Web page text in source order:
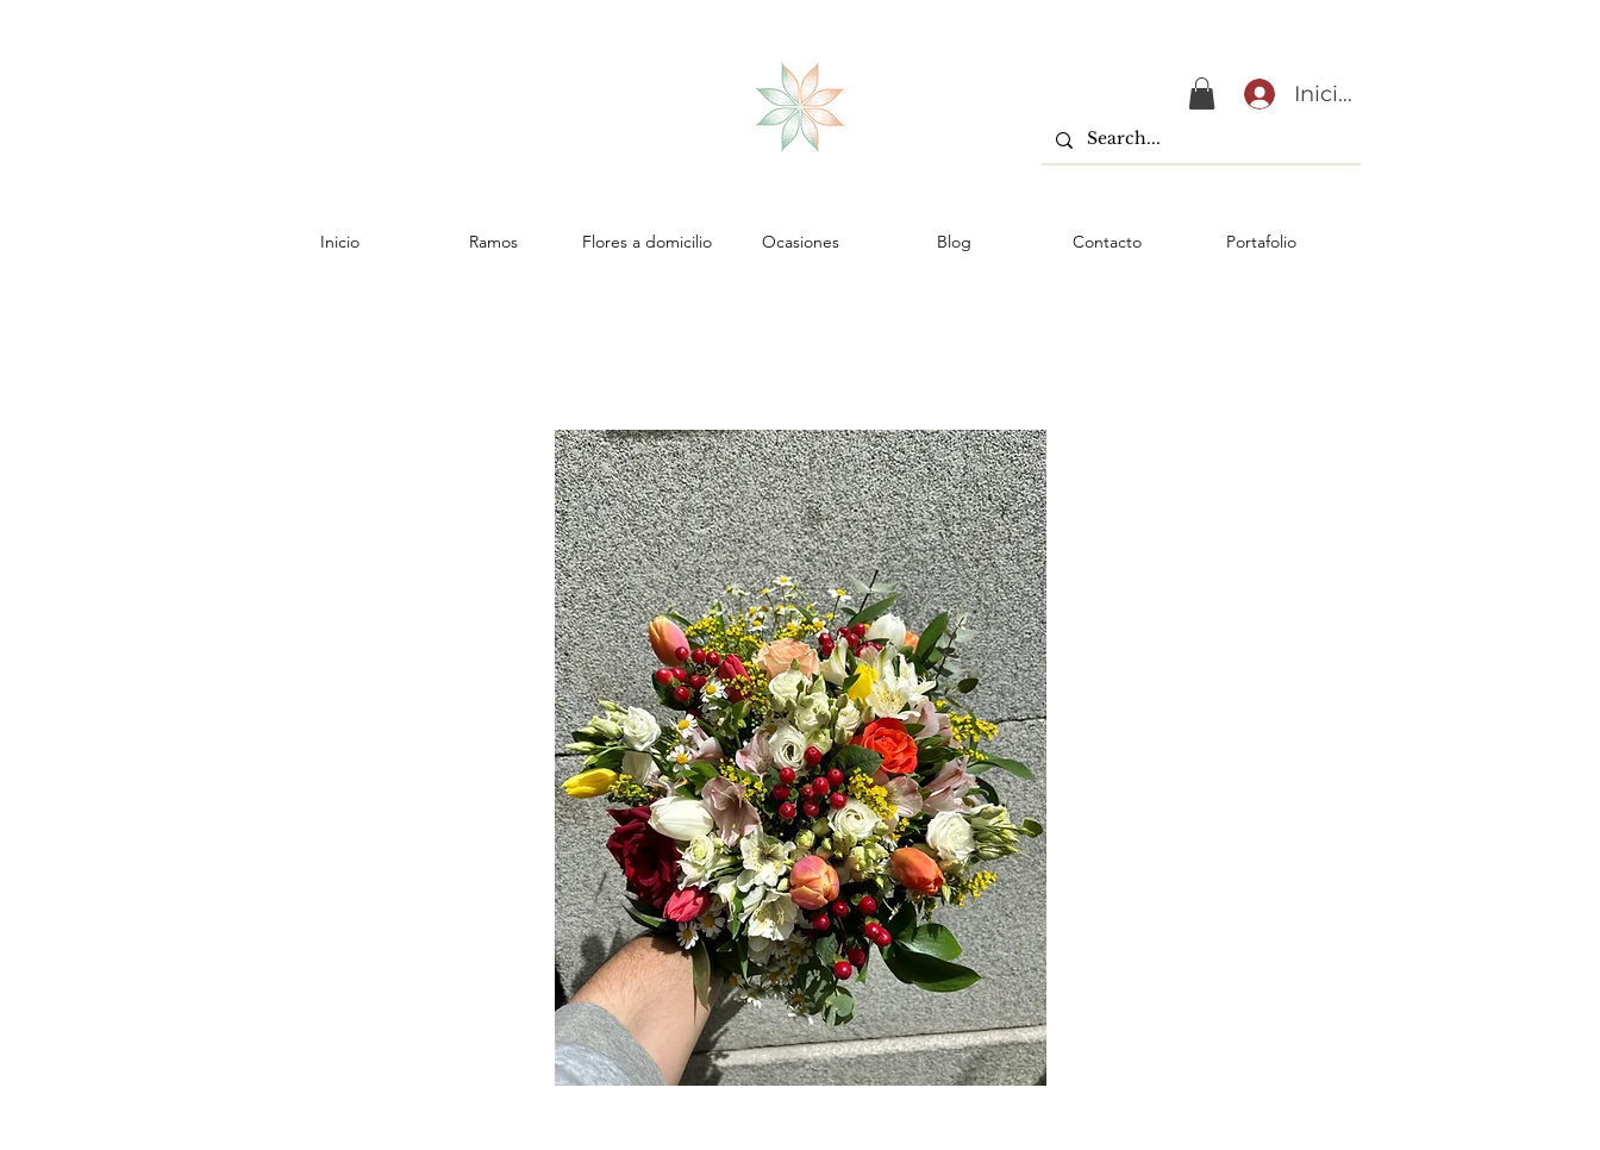
Iniciar sesión
Inicio Ramos Flores a domicilio Ocasiones Blog Contacto Portafolio